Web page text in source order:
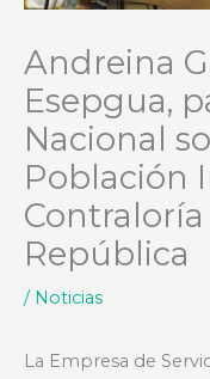
Andreina
Esepgua,
Nacional
Población
República
/ Noticias
La Empresa de